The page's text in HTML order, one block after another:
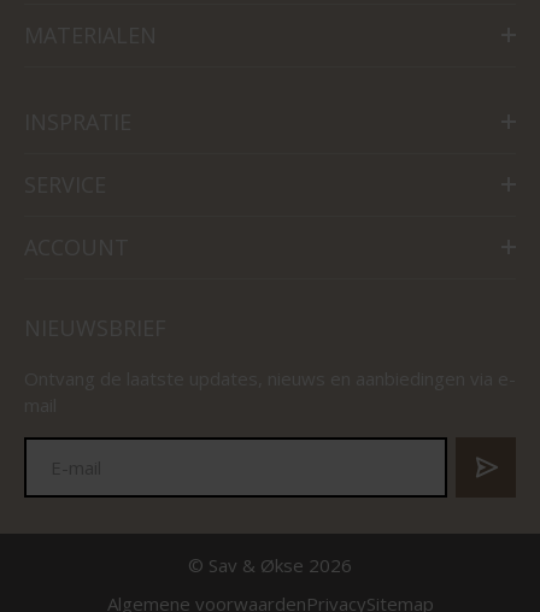
© Sav & Økse 2026
Algemene voorwaardenPrivacySitemap